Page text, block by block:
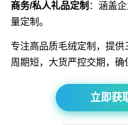
商务/私人礼品定制 ：涵盖
量定制。
专注高品质毛绒定制，提
周期短，大货严控交期，确
立即获